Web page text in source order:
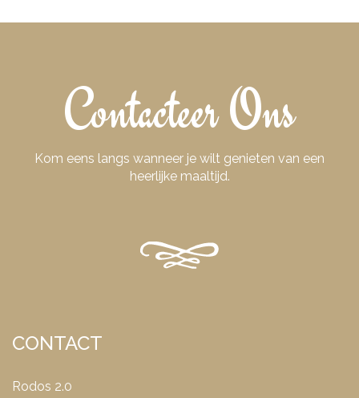
Contacteer Ons
Kom eens langs wanneer je wilt genieten van een
heerlijke maaltijd.
CONTACT
Rodos 2.0